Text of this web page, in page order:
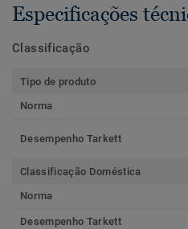
Especificações
Classificação
Tipo de produto
Norma
Desempenho Tarkett
Classificação Doméstica
Norma
Desempenho Tarkett